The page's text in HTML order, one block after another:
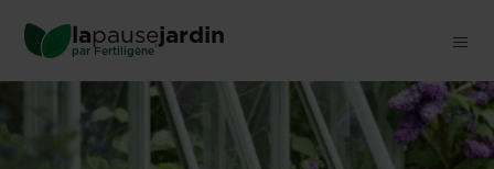
main
content
lapausejardin
par Fertiligène®